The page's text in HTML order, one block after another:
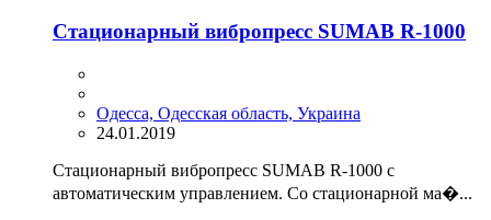
Стационарный вибропресс SUMAB R-1000
Одесса, Одесская область, Украина
24.01.2019
Стационарный вибропресс SUMAB R-1000 с
автоматическим управлением. Со стационарной ма�...